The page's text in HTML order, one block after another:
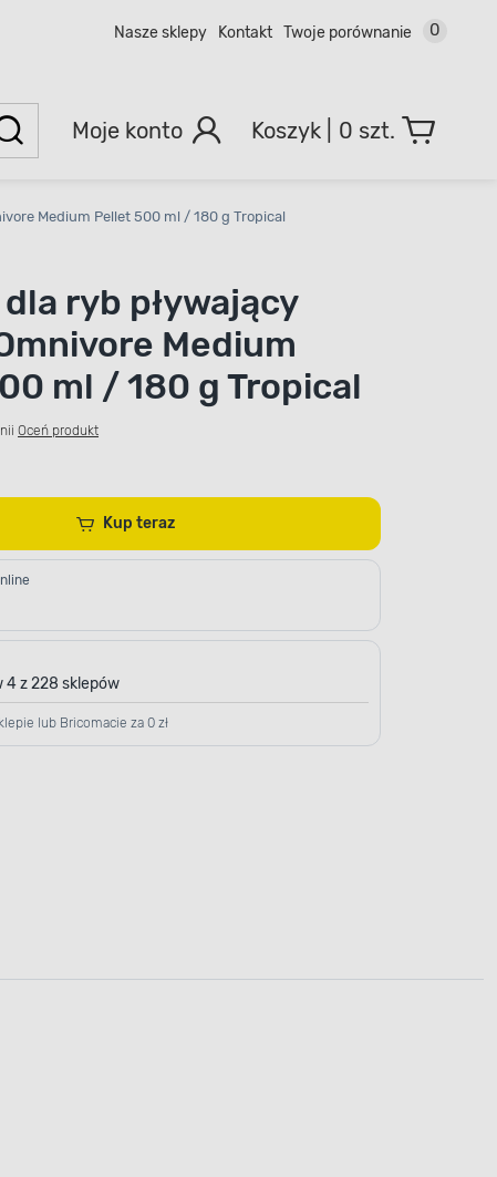
Nasze sklepy Kontakt Twoje porównanie 0
Moje konto 0 szt.
Medium Pellet 500 ml / 180 g Tropical
ryb pływający
Medium
ml / 180 g Tropical
Oceń produkt
Kup teraz
4 z 228 sklepów
lub Bricomacie za 0 zł